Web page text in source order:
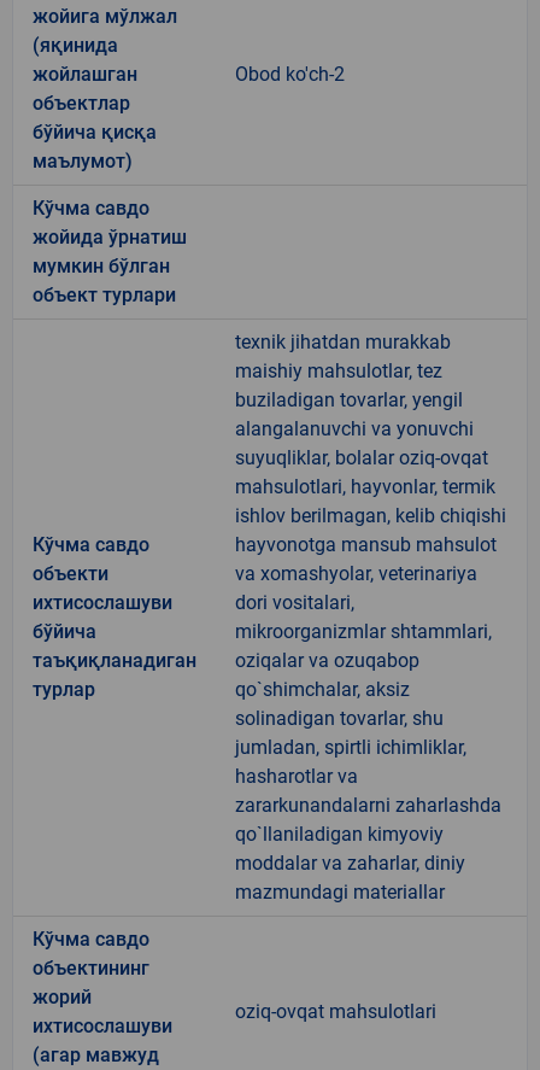
жойига мўлжал
(яқинида
жойлашган
объектлар
бўйича қисқа
маълумот)
Obod ko'ch-2
Кўчма савдо
жойида ўрнатиш
мумкин бўлган
объект турлари
Кўчма савдо
объекти
ихтисослашуви
бўйича
таъқиқланадиган
турлар
texnik jihatdan murakkab
maishiy mahsulotlar, tez
buziladigan tovarlar, yengil
alangalanuvchi va yonuvchi
suyuqliklar, bolalar oziq-ovqat
mahsulotlari, hayvonlar, termik
ishlov berilmagan, kelib chiqishi
hayvonotga mansub mahsulot
va xomashyolar, veterinariya
dori vositalari,
mikroorganizmlar shtammlari,
oziqalar va ozuqabop
qo`shimchalar, aksiz
solinadigan tovarlar, shu
jumladan, spirtli ichimliklar,
hasharotlar va
zararkunandalarni zaharlashda
qo`llaniladigan kimyoviy
moddalar va zaharlar, diniy
mazmundagi materiallar
Кўчма савдо
объектининг
жорий
ихтисослашуви
(агар мавжуд
oziq-ovqat mahsulotlari